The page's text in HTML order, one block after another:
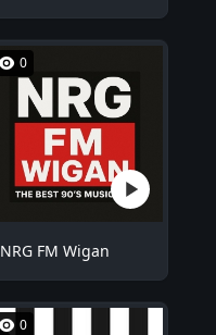
0
NRG FM Wigan
0